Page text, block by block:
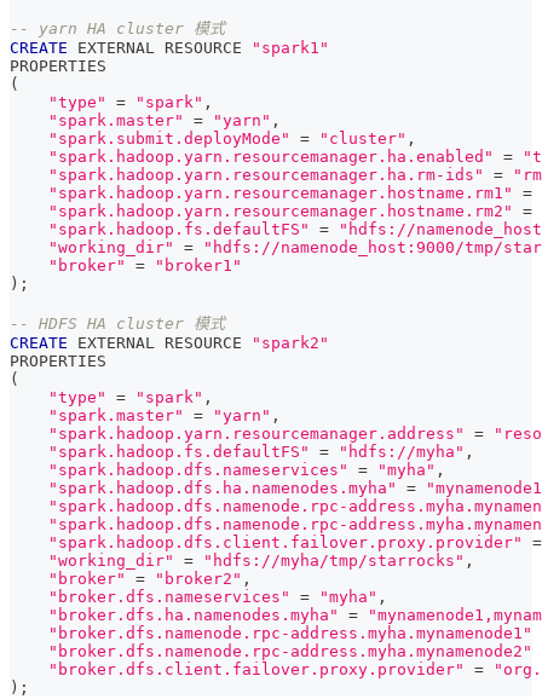
-- yarn HA cluster 模式
CREATE EXTERNAL RESOURCE
"spark1"
PROPERTIES
(
"type"
= "spark" ,
"spark.master"
= "yarn" ,
"spark.submit.deployMode"
= "cluster" ,
"spark.hadoop.yarn.resourcemanager.ha.enabled"
=
"spark.hadoop.yarn.resourcemanager.ha.rm-ids"
=
"spark.hadoop.yarn.resourcemanager.hostname.rm1"
=
"spark.hadoop.yarn.resourcemanager.hostname.rm2"
=
"spark.hadoop.fs.defaultFS"
=
"hdfs://
"working_dir"
=
"hdfs://namenode_host:9000/tmp/
"broker"
=
"broker1"
) ;
-- HDFS HA cluster 模式
CREATE EXTERNAL RESOURCE
"spark2"
PROPERTIES
(
"type"
= "spark" ,
"spark.master"
= "yarn" ,
"spark.hadoop.yarn.resourcemanager.address"
=
"spark.hadoop.fs.defaultFS"
= "hdfs://myha" ,
"spark.hadoop.dfs.nameservices"
= "myha" ,
"spark.hadoop.dfs.ha.namenodes.myha"
=
"spark.hadoop.dfs.namenode.rpc-
"spark.hadoop.dfs.namenode.rpc-
"spark.hadoop.dfs.client.failover.proxy.provider"
=
"working_dir"
= "hdfs://myha/tmp/starrocks" ,
"broker"
= "broker2" ,
"broker.dfs.nameservices"
= "myha" ,
"broker.dfs.ha.namenodes.myha"
=
"broker.dfs.namenode.rpc-address.myha.mynamenode1"
"broker.dfs.namenode.rpc-address.myha.mynamenode2"
"broker.dfs.client.failover.proxy.provider"
=
) ;